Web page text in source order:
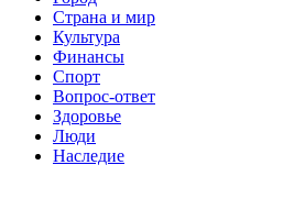
Страна и мир
Культура
Финансы
Спорт
Вопрос-ответ
Здоровье
Люди
Наследие